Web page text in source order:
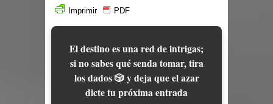
Imprimir
PDF
El destino es una red de intrigas;
si no sabes qué senda tomar, tira
los dados 🎲 y deja que el azar
dicte tu próxima entrada